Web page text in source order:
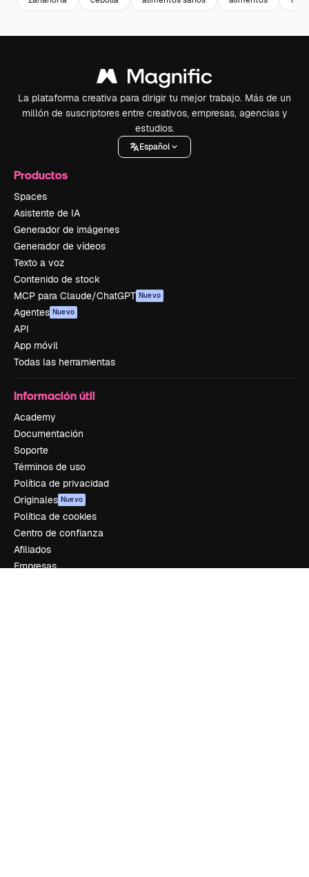
La plataforma creativa para dirigir tu mejor trabajo. Más de un
millón de suscriptores entre creativos, empresas, agencias y
estudios.
Español
Productos
Spaces
Asistente de IA
Generador de imágenes
Generador de vídeos
Texto a voz
Contenido de stock
MCP para Claude/ChatGPT Nuevo
Agentes Nuevo
API
App móvil
Todas las herramientas
Información útil
Academy
Documentación
Soporte
Términos de uso
Política de privacidad
Originales Nuevo
Política de cookies
Centro de confianza
Afiliados
Empresas